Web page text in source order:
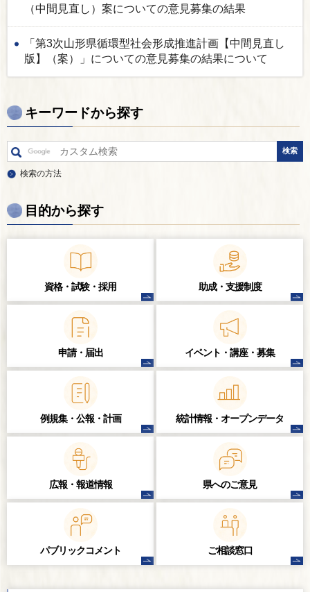
（中間見直し）案についての意見募集の結果
「第3次山形県循環型社会形成推進計画【中間見直し
版】（案）」についての意見募集の結果について
キーワードから探す
検索の方法
目的から探す
資格・試験・ 採用 助成・支援制度
申請・届出 イベント・講座・ 募集
例規集・公報・計画 統計情報・ オープンデータ
広報・報道情報 県へのご意見
パブリックコメント ご相談窓口